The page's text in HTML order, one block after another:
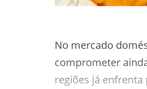
No mercado
comprometer
regiões já enfrenta